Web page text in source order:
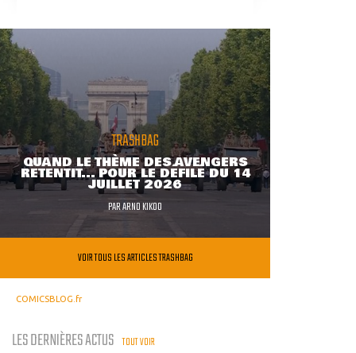
TRASHBAG
QUAND LE THÈME DES AVENGERS
RETENTIT... POUR LE DÉFILÉ DU 14
JUILLET 2026
PARARNO KIKOO
VOIR TOUS LES ARTICLES TRASHBAG
COMICSBLOG.fr
LES DERNIÈRES ACTUS TOUT VOIR